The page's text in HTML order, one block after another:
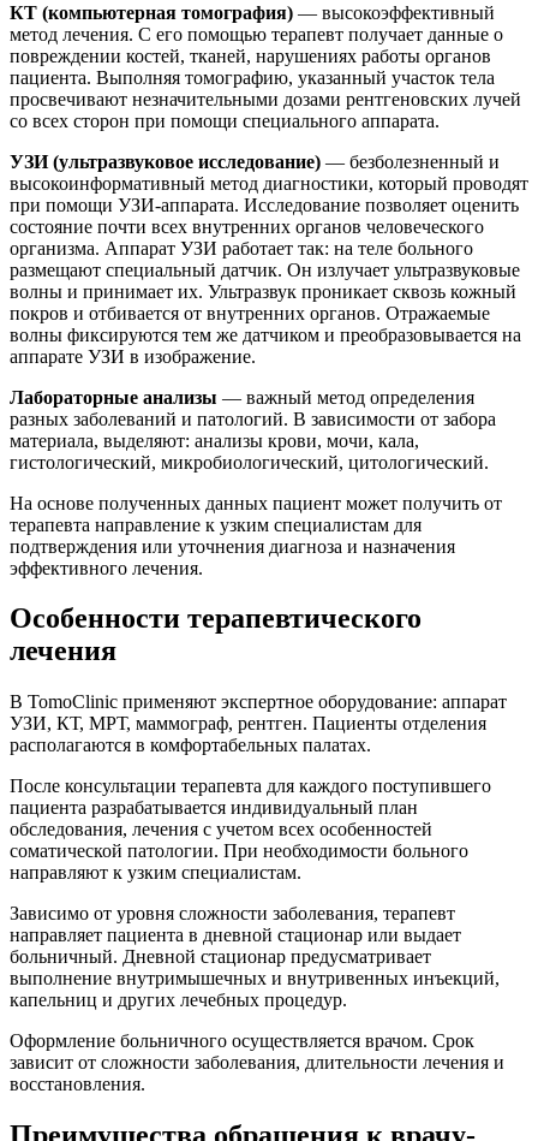
КТ (компьютерная томография) — высокоэффективный
метод лечения. С его помощью терапевт получает данные о
повреждении костей, тканей, нарушениях работы органов
пациента. Выполняя томографию, указанный участок тела
просвечивают незначительными дозами рентгеновских лучей
со всех сторон при помощи специального аппарата.
УЗИ (ультразвуковое исследование) — безболезненный и
высокоинформативный метод диагностики, который проводят
при помощи УЗИ-аппарата. Исследование позволяет оценить
состояние почти всех внутренних органов человеческого
организма. Аппарат УЗИ работает так: на теле больного
размещают специальный датчик. Он излучает ультразвуковые
волны и принимает их. Ультразвук проникает сквозь кожный
покров и отбивается от внутренних органов. Отражаемые
волны фиксируются тем же датчиком и преобразовывается на
аппарате УЗИ в изображение.
Лабораторные анализы — важный метод определения
разных заболеваний и патологий. В зависимости от забора
материала, выделяют: анализы крови, мочи, кала,
гистологический, микробиологический, цитологический.
На основе полученных данных пациент может получить от
терапевта направление к узким специалистам для
подтверждения или уточнения диагноза и назначения
эффективного лечения.
Особенности терапевтического
лечения
В TomoClinic применяют экспертное оборудование: аппарат
УЗИ, КТ, МРТ, маммограф, рентген. Пациенты отделения
располагаются в комфортабельных палатах.
После консультации терапевта для каждого поступившего
пациента разрабатывается индивидуальный план
обследования, лечения с учетом всех особенностей
соматической патологии. При необходимости больного
направляют к узким специалистам.
Зависимо от уровня сложности заболевания, терапевт
направляет пациента в дневной стационар или выдает
больничный. Дневной стационар предусматривает
выполнение внутримышечных и внутривенных инъекций,
капельниц и других лечебных процедур.
Оформление больничного осуществляется врачом. Срок
зависит от сложности заболевания, длительности лечения и
восстановления.